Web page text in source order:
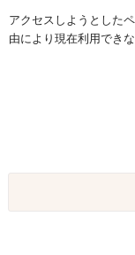
アクセスしようとした
由により現在利用でき